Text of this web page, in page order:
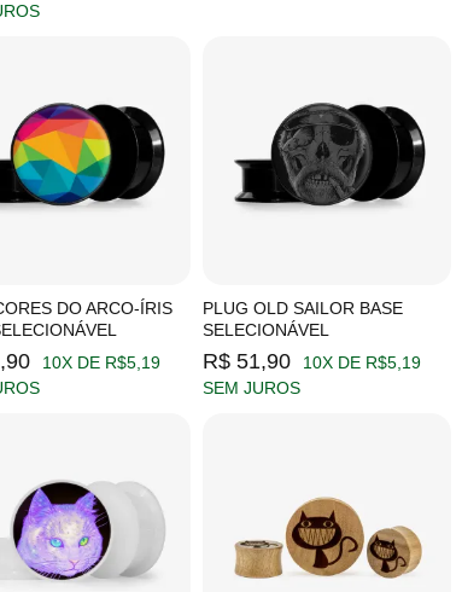
DO ARCO-ÍRIS
10X DE R$5,19
PLUG OLD SAILOR BASE
SELECIONÁVEL
R$ 51,90
10X DE R$5,19
SEM JUROS